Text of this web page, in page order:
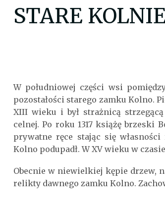
STARE
W południowej części wsi
pozostałości starego zamku Kolno.
XIII wieku i był strażnicą
celnej. Po roku 1317 książę brzeski
prywatne ręce stając się
Kolno podupadł. W XV wieku w
Obecnie w niewielkiej kępie drzew,
relikty dawnego zamku Kolno.